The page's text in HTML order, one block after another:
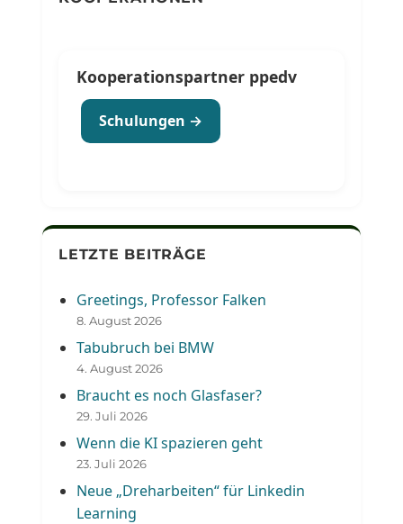
Kooperationspartner ppedv
Schulungen →
LETZTE BEITRÄGE
Greetings, Professor Falken
8. August 2026
Tabubruch bei BMW
4. August 2026
Braucht es noch Glasfaser?
29. Juli 2026
Wenn die KI spazieren geht
23. Juli 2026
Neue „Dreharbeiten“ für Linkedin
Learning